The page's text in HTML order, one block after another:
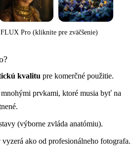
Pro (kliknite pre zväčšenie)
kvalitu pre komerčné použitie.
prvkami, ktoré musia byť na
(výborne zvláda anatómiu).
ako od profesionálneho fotografa.